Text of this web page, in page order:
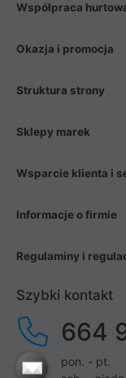
Współpraca
Okazja i promocja
Struktura strony
Sklepy marek
Wsparcie klienta i
Informacje o firmie
Regulaminy i
Szybki kontakt
664
pon. - pt.